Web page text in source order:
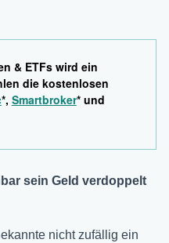
& ETFs wird ein
die kostenlosen
*, Smartbroker* und
sein Geld verdoppelt
nicht zufällig ein